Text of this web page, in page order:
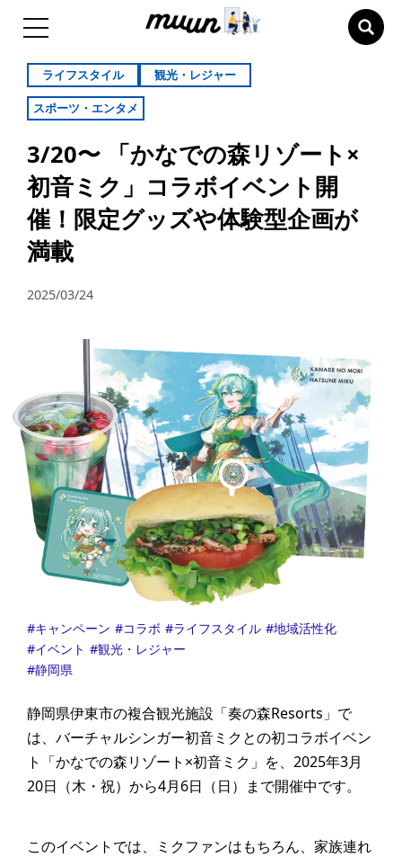
ライフスタイル 観光・レジャー
スポーツ・エンタメ
​3/20〜 「かなでの森リゾート×
初音ミク」コラボイベント開
催！限定グッズや体験型企画が
満載​
2025/03/24
キャンペーン コラボ ライフスタイル
地域活性化
イベント
観光・レジャー
静岡県
静岡県伊東市の複合観光施設「奏の森Resorts」で
は、バーチャルシンガー初音ミクとの初コラボイベン
ト「かなでの森リゾート×初音ミク」を、2025年3月
20日（木・祝）から4月6日（日）まで開催中です。
このイベントでは、ミクファンはもちろん、家族連れ